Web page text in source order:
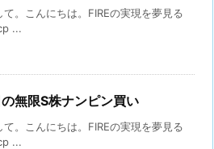
て。こんにちは。FIREの実現を夢見る
...
無限S株ナンピン買い
て。こんにちは。FIREの実現を夢見る
...